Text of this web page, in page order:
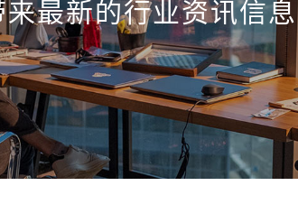
最新的行业资讯信息